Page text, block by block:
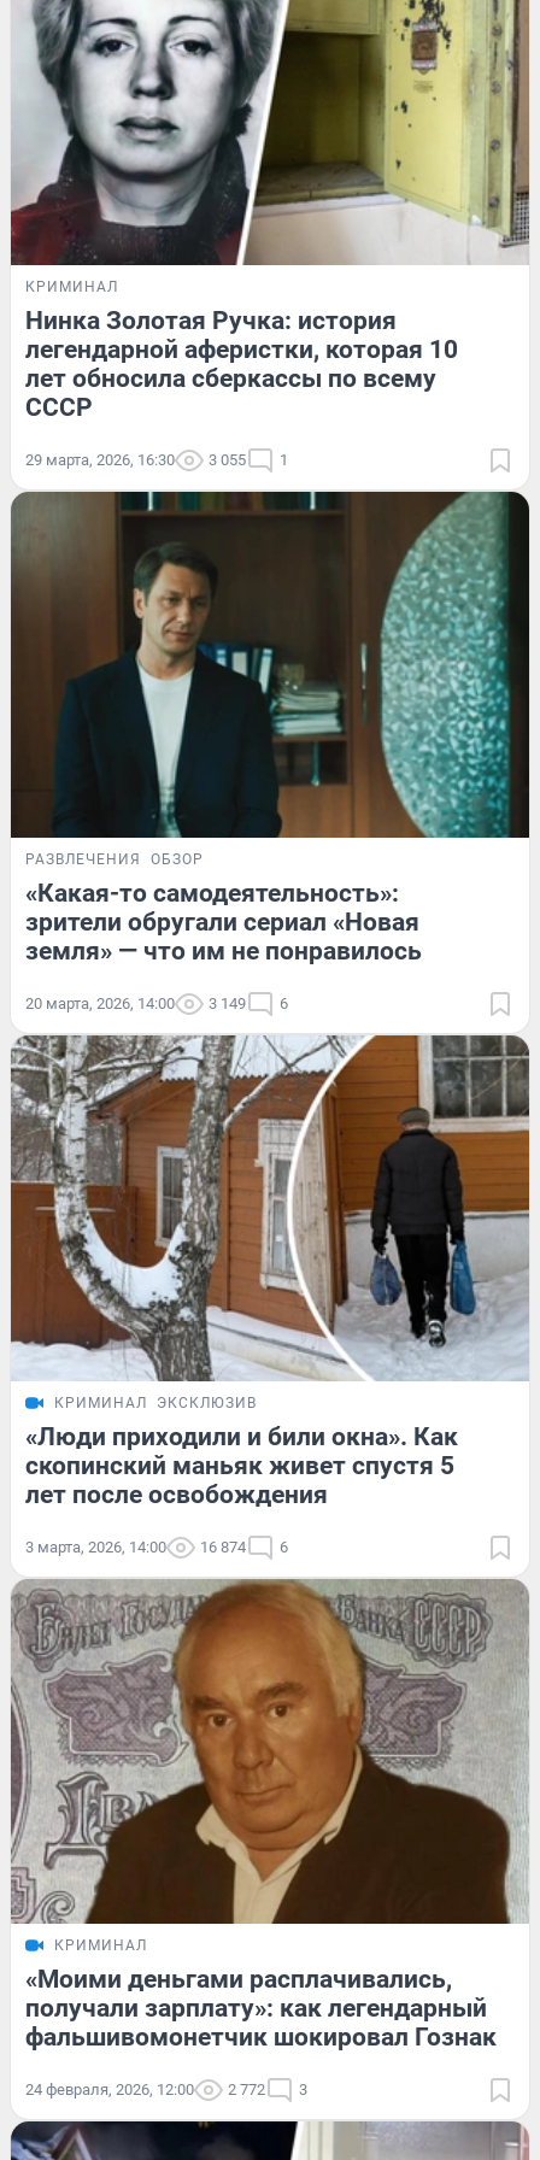
КРИМИНАЛ
Нинка Золотая Ручка: история
легендарной аферистки, которая 10
лет обносила сберкассы по всему
СССР
29 марта, 2026, 16:30 3 055 1
РАЗВЛЕЧЕНИЯ ОБЗОР
«Какая-то самодеятельность»:
зрители обругали сериал «Новая
земля» — что им не понравилось
20 марта, 2026, 14:00 3 149 6
КРИМИНАЛ ЭКСКЛЮЗИВ
«Люди приходили и били окна». Как
скопинский маньяк живет спустя 5
лет после освобождения
3 марта, 2026, 14:00 16 874 6
КРИМИНАЛ
«Моими деньгами расплачивались,
получали зарплату»: как легендарный
фальшивомонетчик шокировал Гознак
24 февраля, 2026, 12:00 2 772 3